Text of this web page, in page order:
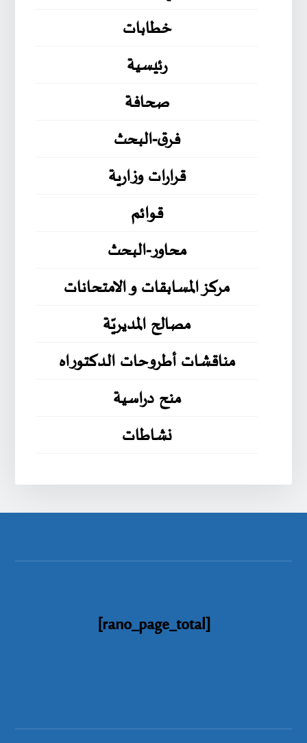
خطابات
رئيسية
صحافة
فرق-البحث
قرارات وزارية
قوائم
محاور-البحث
مركز المسابقات و الامتحانات
مصالح المديريّة
مناقشات أطروحات الدكتوراه
منح دراسية
نشاطات
[rano_page_total]